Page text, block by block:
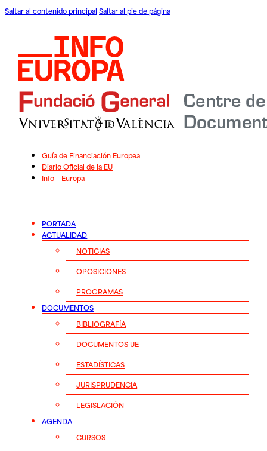
Saltar al contenido principal Saltar al pie de página
Guía de Financiación Europea
Diario Oficial de la EU
Info – Europa
PORTADA
ACTUALIDAD
NOTICIAS
OPOSICIONES
PROGRAMAS
DOCUMENTOS
BIBLIOGRAFÍA
DOCUMENTOS UE
ESTADÍSTICAS
JURISPRUDENCIA
LEGISLACIÓN
AGENDA
CURSOS